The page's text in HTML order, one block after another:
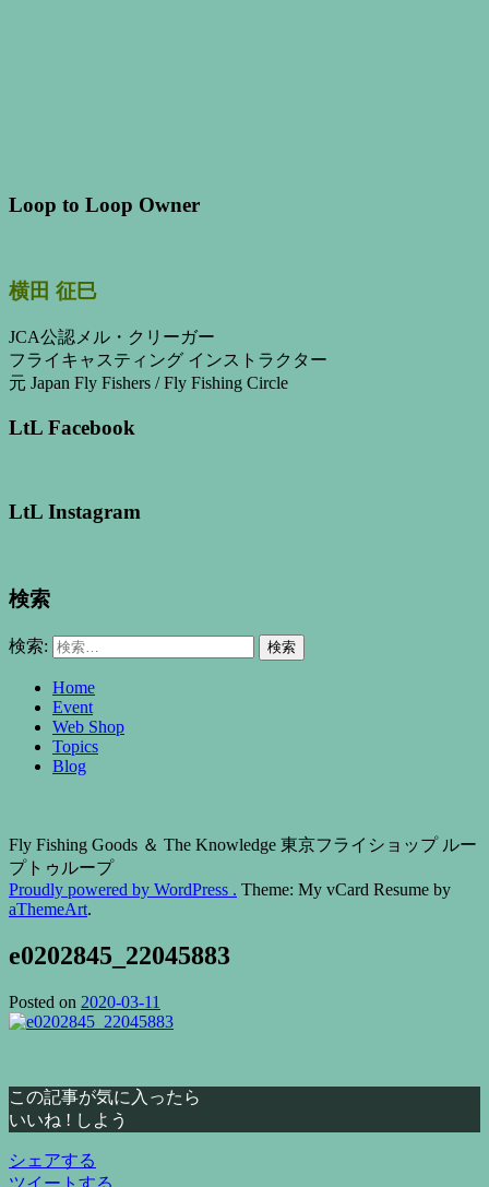
Loop to Loop Owner
横田 征巳
JCA公認メル・クリーガー
フライキャスティング インストラクター
元 Japan Fly Fishers / Fly Fishing Circle
LtL Facebook
LtL Instagram
検索
検索:
Home
Event
Web Shop
Topics
Blog
Fly Fishing Goods ＆ The Knowledge 東京フライショップ ルー
プトゥループ
Proudly powered by WordPress . Theme: My vCard Resume by
aThemeArt.
e0202845_22045883
Posted on 2020-03-11
この記事が気に入ったら
いいね ! しよう
シェアする